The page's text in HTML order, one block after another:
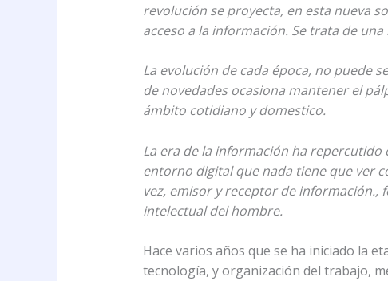
revolución se proyecta, en esta nueva
acceso a la información. Se trata de
La evolución de cada época, no puede
de novedades ocasiona mantener el
ámbito cotidiano y domestico.
La era de la información ha repercutido
entorno digital que nada tiene que ver
vez, emisor y receptor de
intelectual del hombre.
Hace varios años que se ha iniciado la
tecnología, y organización del trabajo,